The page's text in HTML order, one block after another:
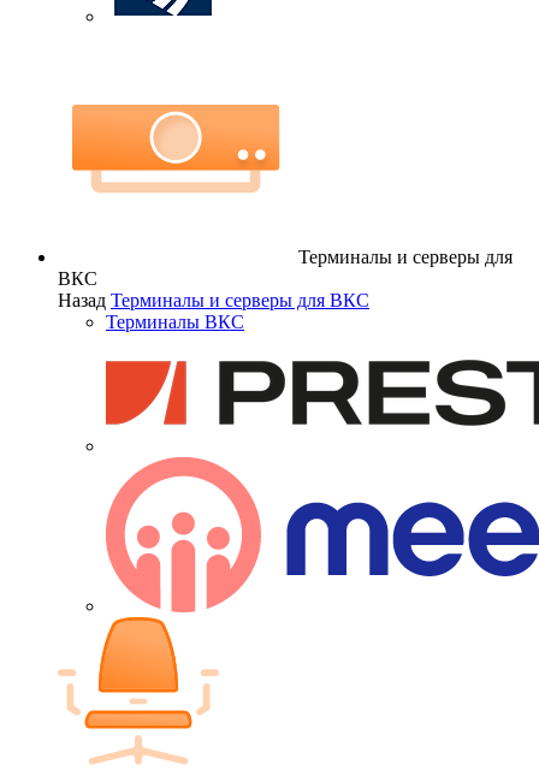
Терминалы и серверы для
ВКС
Назад Терминалы и серверы для ВКС
Терминалы ВКС